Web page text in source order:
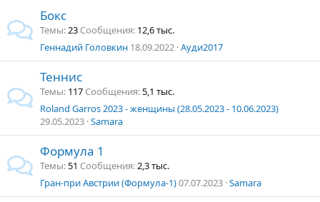
Бокс
Темы 23 Сообщения 12,6 тыс.
Геннадий Головкин 18.09.2022 Ауди2017
Теннис
Темы 117 Сообщения 5,1 тыс.
Roland Garros 2023 - женщины (28.05.2023 - 10.06.2023)
29.05.2023 Samara
Формула 1
Темы 51 Сообщения 2,3 тыс.
Гран-при Австрии (Формула-1)07.07.2023 Samara